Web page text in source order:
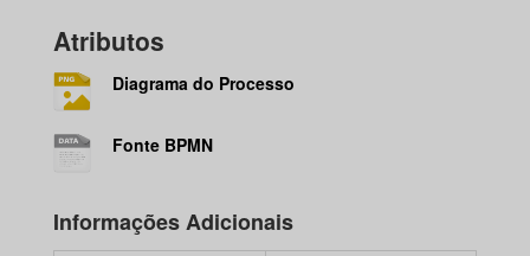
Atributos
Diagrama do Processo
Fonte BPMN
Informações Adicionais